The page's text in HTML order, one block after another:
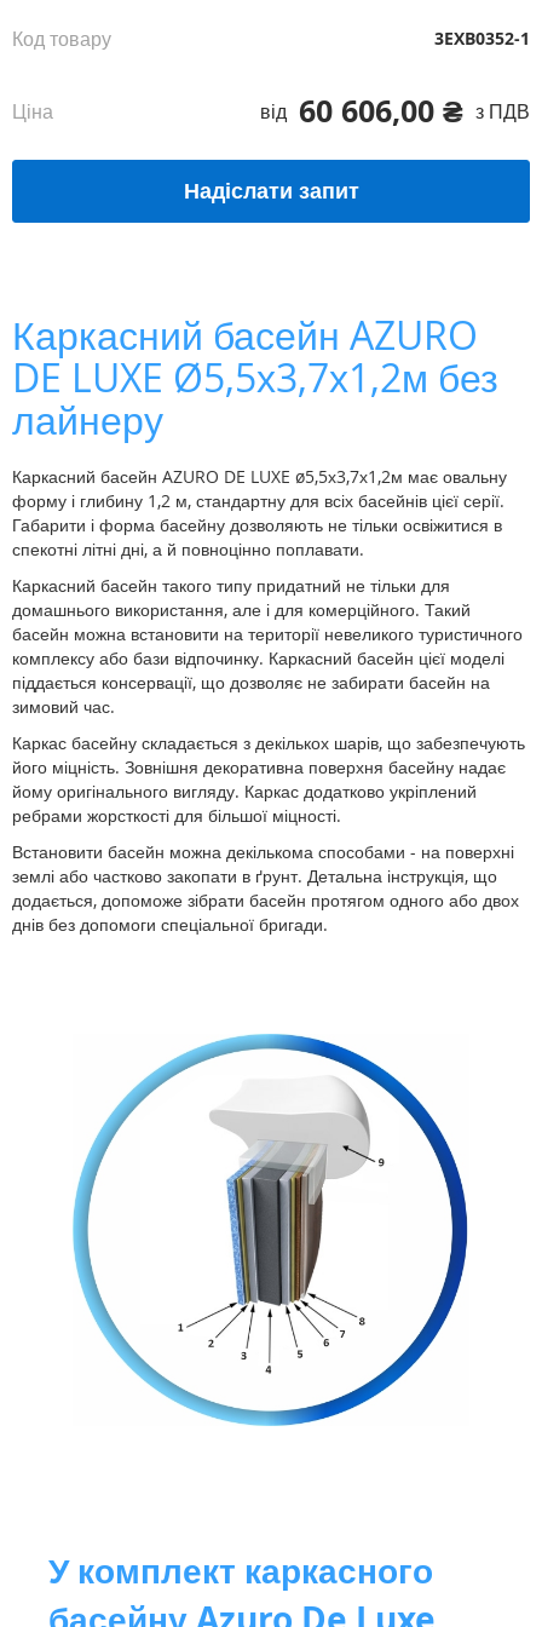
60 606,00 ₴ з ПДВ
Ціна від
Код товару 3EXB0352-1
Надіслати запит
Каркасний басейн AZURO
DE LUXE Ø5,5х3,7х1,2м без
лайнеру
Каркасний басейн AZURO DE LUXE ø5,5х3,7х1,2м має овальну
форму і глибину 1,2 м, стандартну для всіх басейнів цієї серії.
Габарити і форма басейну дозволяють не тільки освіжитися в
спекотні літні дні, а й повноцінно поплавати.
Каркасний басейн такого типу придатний не тільки для
домашнього використання, але і для комерційного. Такий
басейн можна встановити на території невеликого туристичного
комплексу або бази відпочинку. Каркасний басейн цієї моделі
піддається консервації, що дозволяє не забирати басейн на
зимовий час.
Каркас басейну складається з декількох шарів, що забезпечують
його міцність. Зовнішня декоративна поверхня басейну надає
йому оригінального вигляду. Каркас додатково укріплений
ребрами жорсткості для більшої міцності.
Встановити басейн можна декількома способами - на поверхні
землі або частково закопати в ґ‎рунт. Детальна інструкція, що
додається, допоможе зібрати басейн протягом одного або двох
днів без допомоги спеціальної бригади.
У комплект каркасного